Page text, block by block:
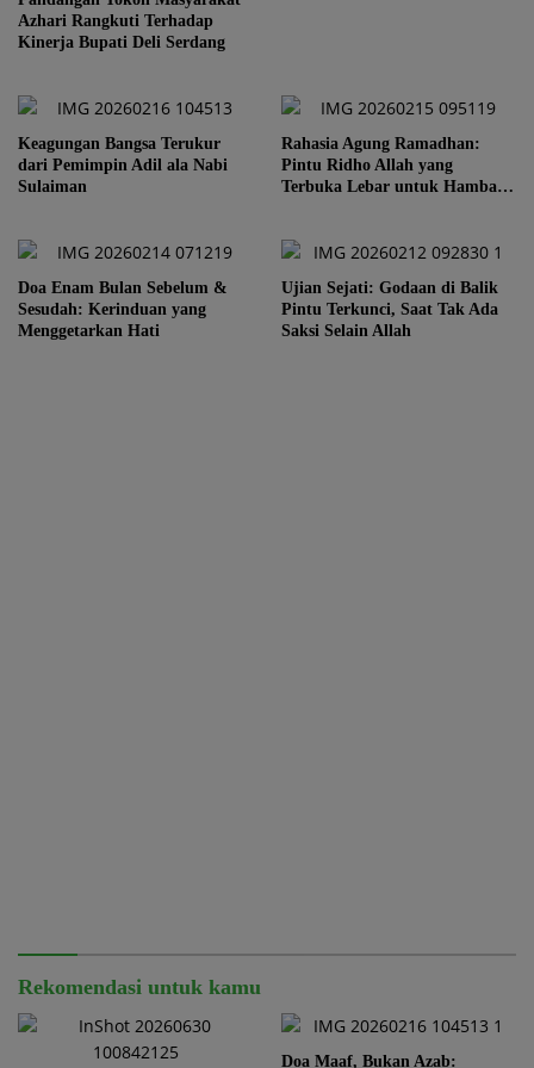
Azhari Rangkuti Terhadap
Kinerja Bupati Deli Serdang
Keagungan Bangsa Terukur
dari Pemimpin Adil ala Nabi
Sulaiman
Rahasia Agung Ramadhan:
Pintu Ridho Allah yang
Terbuka Lebar untuk Hamba-
Doa Enam Bulan Sebelum &
Sesudah: Kerinduan yang
Menggetarkan Hati
Ujian Sejati: Godaan di Balik
Pintu Terkunci, Saat Tak Ada
Saksi Selain Allah
Rekomendasi untuk kamu
Doa Maaf, Bukan Azab: